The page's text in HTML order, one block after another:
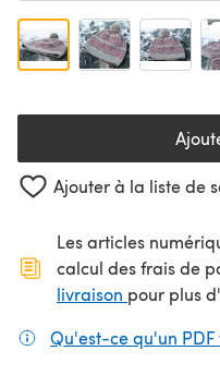
Ajouter à la liste de
Les articles
calcul des frais de
livraison (s'ouvre
pour plus
Qu'est-ce qu'un